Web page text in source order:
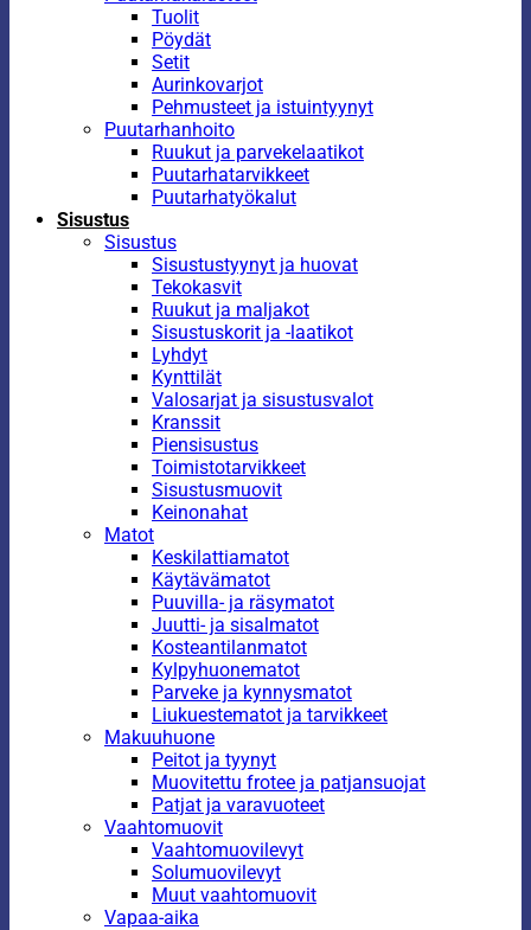
Tuolit
Pöydät
Setit
Aurinkovarjot
Pehmusteet ja istuintyynyt
Puutarhanhoito
Ruukut ja parvekelaatikot
Puutarhatarvikkeet
Puutarhatyökalut
Sisustus
Sisustus
Sisustustyynyt ja huovat
Tekokasvit
Ruukut ja maljakot
Sisustuskorit ja -laatikot
Lyhdyt
Kynttilät
Valosarjat ja sisustusvalot
Kranssit
Piensisustus
Toimistotarvikkeet
Sisustusmuovit
Keinonahat
Matot
Keskilattiamatot
Käytävämatot
Puuvilla- ja räsymatot
Juutti- ja sisalmatot
Kosteantilanmatot
Kylpyhuonematot
Parveke ja kynnysmatot
Liukuestematot ja tarvikkeet
Makuuhuone
Peitot ja tyynyt
Muovitettu frotee ja patjansuojat
Patjat ja varavuoteet
Vaahtomuovit
Vaahtomuovilevyt
Solumuovilevyt
Muut vaahtomuovit
Vapaa-aika